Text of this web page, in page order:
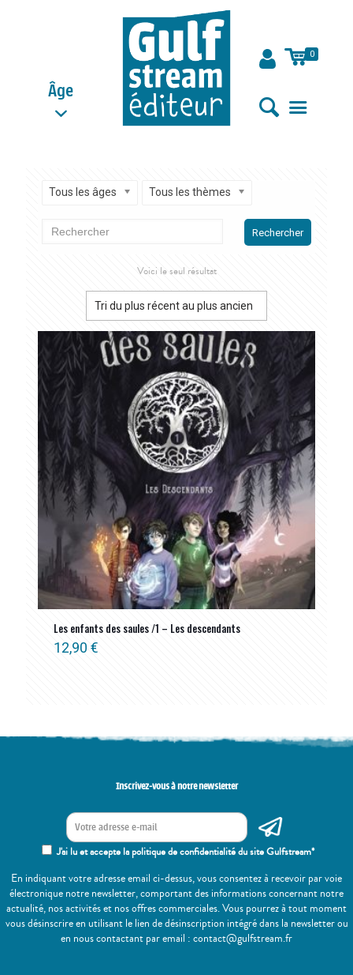
Âge
0
Tous les âges Tous les thèmes
Rechercher
Voici le seul résultat
Les enfants des saules /1 – Les descendants
12,90 €
Inscrivez-vous à notre newsletter
J'ai lu et accepte la politique de confidentialité du site Gulfstream*
En indiquant votre adresse email ci-dessus, vous consentez à recevoir par voie
électronique notre newsletter, comportant des informations concernant notre
actualité, nos activités et nos offres commerciales. Vous pourrez à tout moment
vous désinscrire en utilisant le lien de désinscription intégré dans la newsletter ou
en nous contactant par email : contact@gulfstream.fr